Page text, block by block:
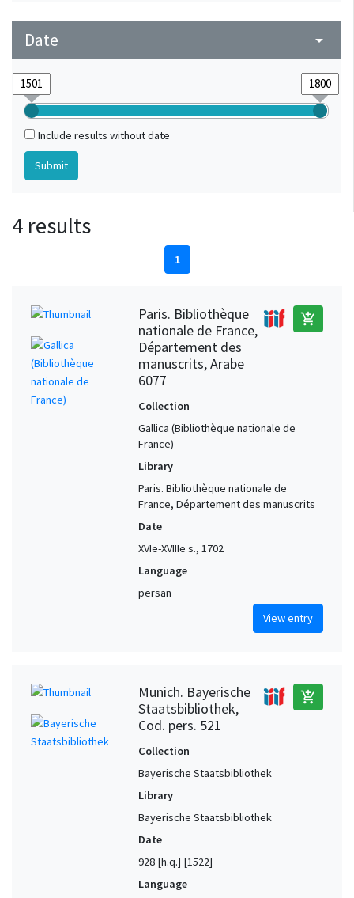
Date arrow_drop_down
Include results without date
4 results
1
Paris. Bibliothèque
nationale de France,
Département des
manuscrits, Arabe
6077
add_shopping_cart
Collection
Gallica (Bibliothèque nationale de
France)
Library
Paris. Bibliothèque nationale de
France, Département des manuscrits
Date
XVIe-XVIIIe s., 1702
Language
persan
View entry
Munich. Bayerische
Staatsbibliothek,
Cod. pers. 521
add_shopping_cart
Collection
Bayerische Staatsbibliothek
Library
Bayerische Staatsbibliothek
Date
928 [h.q.] [1522]
Language